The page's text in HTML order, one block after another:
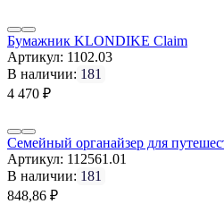
Бумажник KLONDIKE Claim
Артикул: 1102.03
В наличии: 181
4 470 ₽
Семейный органайзер для
Артикул: 112561.01
В наличии: 181
848,86 ₽